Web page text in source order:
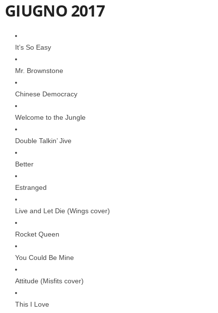
GIUGNO 2017
It’s So Easy
Mr. Brownstone
Chinese Democracy
Welcome to the Jungle
Double Talkin’ Jive
Better
Estranged
Live and Let Die (Wings cover)
Rocket Queen
You Could Be Mine
Attitude (Misfits cover)
This I Love